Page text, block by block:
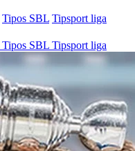
Tipos SBL Tipsport liga
Tipos SBL Tipsport liga